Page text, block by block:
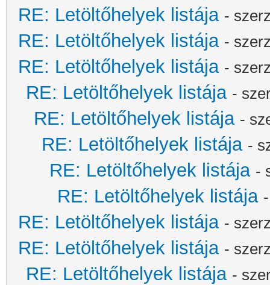
RE: Letöltőhelyek listája -
RE: Letöltőhelyek listája -
RE: Letöltőhelyek listája -
RE: Letöltőhelyek listája -
RE: Letöltőhelyek listája -
RE: Letöltőhelyek listája -
RE: Letöltőhelyek listája -
RE: Letöltőhelyek listája
RE: Letöltőhelyek listája -
RE: Letöltőhelyek listája -
RE: Letöltőhelyek listája -